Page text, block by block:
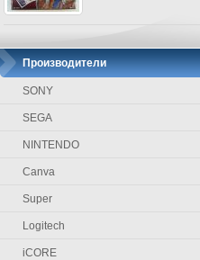
Производители
SONY
SEGA
NINTENDO
Canva
Super
Logitech
iCORE